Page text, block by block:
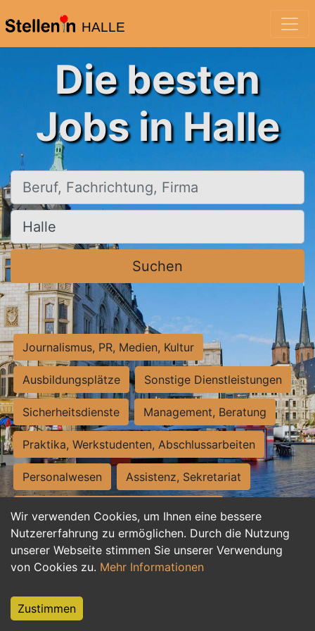
HALLE
Wir verwenden Cookies, um Ihnen eine bessere
Nutzererfahrung zu ermöglichen. Durch die Nutzung
unserer Webseite stimmen Sie unserer Verwendung
von Cookies zu. Mehr Informationen
Zustimmen
Die besten
Jobs in Halle
Beruf, Fachrichtung, Firma
Ort, Stadt
Suchen
Journalismus, PR, Medien, Kultur
Ausbildungsplätze Sonstige Dienstleistungen
Sicherheitsdienste Management, Beratung
Praktika, Werkstudenten, Abschlussarbeiten
Personalwesen Assistenz, Sekretariat
Hilfskräfte, Aushilfs- und Nebenjobs
Einkauf, Logistik, Materialwirtschaft
Weiterbildung, Studium, duale Ausbildung
Tourismus